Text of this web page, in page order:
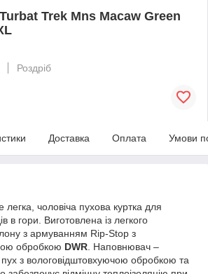
Trek Mns Macaw Green
Роздріб
Доставка Оплата Умови
легка, чоловіча пухова куртка для
в гори. Виготовлена із легкого
з армуванням Rip-Stop з
обробкою DWR . Наповнювач –
пух з вологовідштовхуючою обробкою та